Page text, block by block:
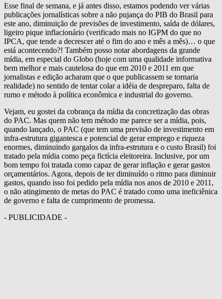
Esse final de semana, e já antes disso, estamos podendo ver várias
publicações jornalísticas sobre a não pujança do PIB do Brasil para
este ano, diminuição de previsões de investimento, saída de dólares,
ligeiro pique inflacionário (verificado mais no IGPM do que no
IPCA, que tende a decrescer até o fim do ano e mês a mês)… o que
está acontecendo?! Também posso notar abordagens da grande
mídia, em especial do Globo (hoje com uma qualidade informativa
bem melhor e mais cautelosa do que em 2010 e 2011 em que
jornalistas e edição acharam que o que publicassem se tornaria
realidade) no sentido de tentar colar a idéia de despreparo, falta de
rumo e método à política econômica e industrial do governo.
Vejam, eu gostei da cobrança da mídia da concretização das obras
do PAC. Mas quem não tem método me parece ser a mídia, pois,
quando lançado, o PAC (que tem uma previsão de investimento em
infra-estrutura gigantesca e potencial de gerar emprego e riqueza
enormes, diminuindo gargalos da infra-estrutura e o custo Brasil) foi
tratado pela mídia como peça fictícia eleitoreira. Inclusive, por um
bom tempo foi tratada como capaz de gerar inflação e gerar gastos
orçamentários. Agora, depois de ter diminuído o ritmo para diminuir
gastos, quando isso foi pedido pela mídia nos anos de 2010 e 2011,
o não atingimento de metas do PAC é tratado como uma ineficiênica
de governo e falta de cumprimento de promessa.
- PUBLICIDADE -